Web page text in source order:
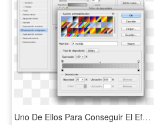
Uno De Ellos Para Conseguir El Efecto Que Deseemos - Gradient, HD Png Download